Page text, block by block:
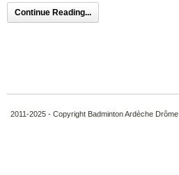
Continue Reading...
2011-2025 - Copyright Badminton Ardèche Drôme